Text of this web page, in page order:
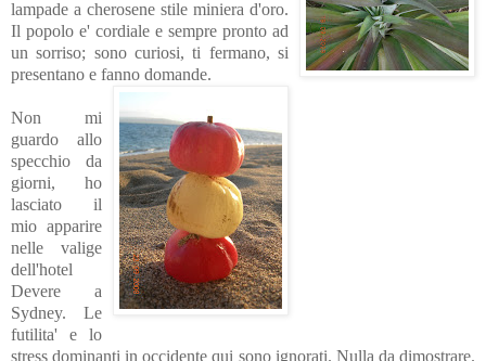
lampade a cherosene stile miniera d'oro.
Il popolo e' cordiale e sempre pronto ad
un sorriso; sono curiosi, ti fermano, si
presentano e fanno domande.
Non mi
guardo allo
specchio da
giorni, ho
lasciato il
mio apparire
nelle valige
dell'hotel
Devere a
Sydney. Le
futilita' e lo
stress dominanti in occidente qui sono ignorati. Nulla da dimostrare.